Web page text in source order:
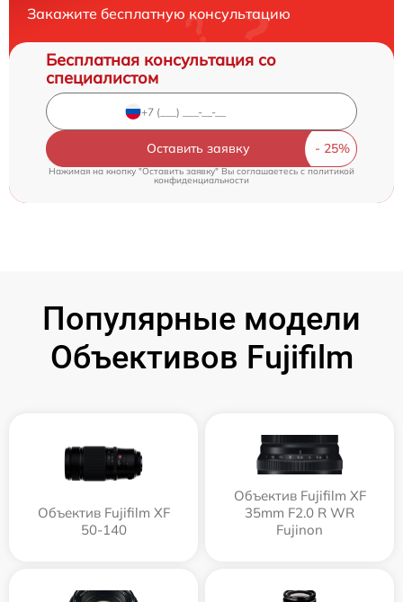
Закажите бесплатную консультацию
Бесплатная консультация со
специалистом
Оставить заявку
Нажимая на кнопку "Оставить заявку" Вы соглашаетесь c политикой
конфиденциальности
Популярные модели
Объективов Fujifilm
Объектив Fujifilm XF
50-140
Объектив Fujifilm XF
35mm F2.0 R WR
Fujinon